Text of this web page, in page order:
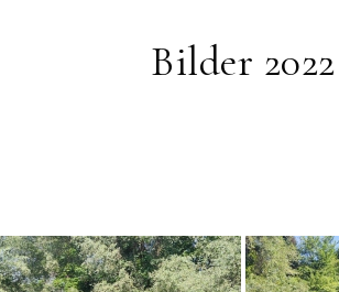
Bilder 2022